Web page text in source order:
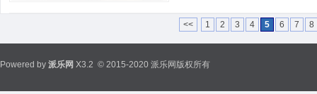
<< 1 2 3 4 5 6 7 8
Powered by 派乐网 X3.2 © 2015-2020 派乐网版权所有